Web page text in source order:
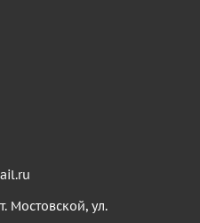
Мостовской, ул.